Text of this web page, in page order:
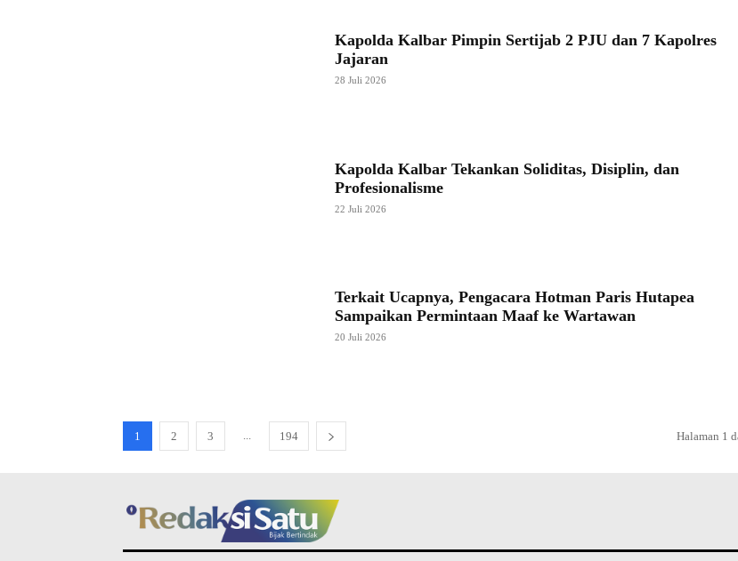
Kapolda Kalbar Pimpin Sertijab 2 PJU dan 7 Kapolres
Jajaran
28 Juli 2026
Kapolda Kalbar Tekankan Soliditas, Disiplin, dan
Profesionalisme
22 Juli 2026
Terkait Ucapnya, Pengacara Hotman Paris Hutapea
Sampaikan Permintaan Maaf ke Wartawan
20 Juli 2026
1 2 3 194 Halaman 1